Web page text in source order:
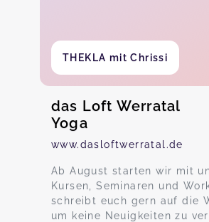
THEKLA mit Chrissi
das Loft Werratal
Yoga
www.dasloftwerratal.de
Ab August starten wir mit
Kursen, Seminaren und
schreibt euch gern auf die
um keine Neuigkeiten zu